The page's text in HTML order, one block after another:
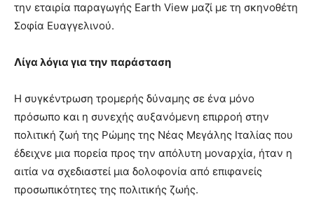
την εταιρία παραγωγής Earth View μαζί με τη σκηνοθέτη
Σοφία Ευαγγελινού.
Λίγα λόγια για την παράσταση
Η συγκέντρωση τρομερής δύναμης σε ένα μόνο
πρόσωπο και η συνεχής αυξανόμενη επιρροή στην
πολιτική ζωή της Ρώμης της Νέας Μεγάλης Ιταλίας που
έδειχνε μια πορεία προς την απόλυτη μοναρχία, ήταν η
αιτία να σχεδιαστεί μια δολοφονία από επιφανείς
προσωπικότητες της πολιτικής ζωής.